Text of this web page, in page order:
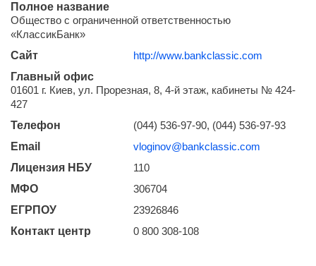
Полное название
Общество с ограниченной ответственностью
«КлассикБанк»
Сайт
http://www.bankclassic.com
Главный офис
01601 г. Киев, ул. Прорезная, 8, 4-й этаж, кабинеты № 424-
427
Телефон
(044) 536-97-90, (044) 536-97-93
Email
vloginov@bankclassic.com
Лицензия НБУ
110
МФО
306704
ЕГРПОУ
23926846
Контакт центр
0 800 308-108